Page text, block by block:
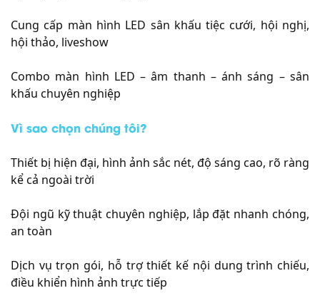
Cung cấp màn hình LED sân khấu tiệc cưới, hội nghị,
hội thảo, liveshow
Combo màn hình LED – âm thanh – ánh sáng – sân
khấu chuyên nghiệp
Vì sao chọn chúng tôi?
Thiết bị hiện đại, hình ảnh sắc nét, độ sáng cao, rõ ràng
kể cả ngoài trời
Đội ngũ kỹ thuật chuyên nghiệp, lắp đặt nhanh chóng,
an toàn
Dịch vụ trọn gói, hỗ trợ thiết kế nội dung trình chiếu,
điều khiển hình ảnh trực tiếp